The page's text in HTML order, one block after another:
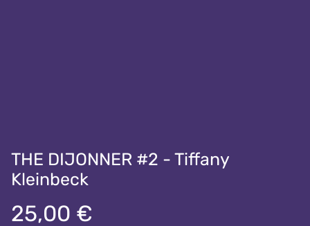
THE DIJONNER #2 - Tiffany
Kleinbeck
25,00 €